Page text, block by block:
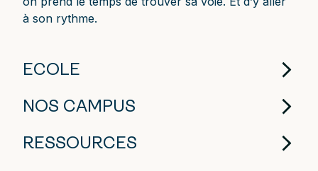
à son rythme.
ECOLE
NOS CAMPUS
RESSOURCES